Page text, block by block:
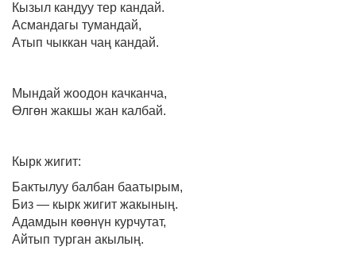
Кызыл кандуу тер кандай.
Асмандагы тумандай,
Атып чыккан чаң кандай.
Мындай жоодон качканча,
Өлгөн жакшы жан калбай.
Кырк жигит:
Бактылуу балбан баатырым,
Биз — кырк жигит жакының.
Адамдын көөнүн курчутат,
Айтып турган акылың.